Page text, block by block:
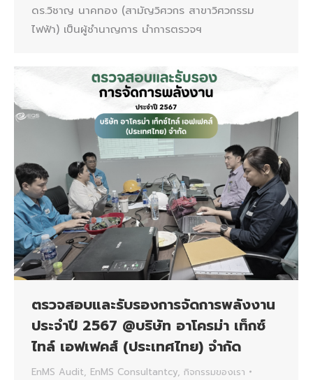
ดร.วิชาญ นาคทอง (สามัญวิศวกร สาขาวิศวกรรม
ไฟฟ้า) เป็นผู้ชำนาญการ นำการตรวจฯ
ตรวจสอบและรับรองการจัดการพลังงาน
ประจำปี 2567 @บริษัท อาโครม่า เท็กซ์
ไทล์ เอฟเฟคส์ (ประเทศไทย) จำกัด
EnMS Audit, EnMS Consultantcy, กิจกรรมของเรา